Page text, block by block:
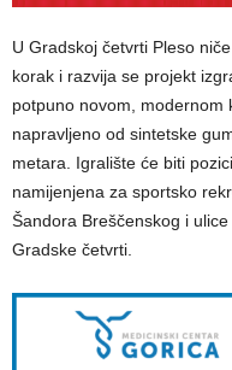
U Gradskoj četvrti Pleso
korak i razvija se projekt
potpuno novom, modernom
napravljeno od sintetske
metara. Igralište će biti
namijenjena za sportsko
Šandora Breščenskog i
Gradske četvrti.